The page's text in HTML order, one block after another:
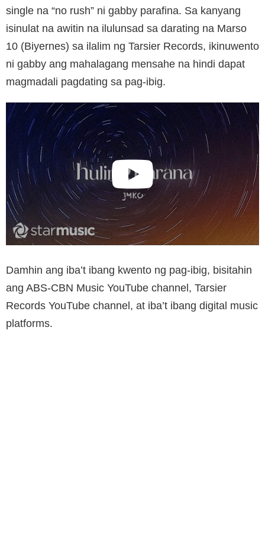
single na “no rush” ni gabby parafina. Sa kanyang
isinulat na awitin na ilulunsad sa darating na Marso
10 (Biyernes) sa ilalim ng Tarsier Records, ikinuwento
ni gabby ang mahalagang mensahe na hindi dapat
magmadali pagdating sa pag-ibig.
Damhin ang iba’t ibang kwento ng pag-ibig, bisitahin
ang ABS-CBN Music YouTube channel, Tarsier
Records YouTube channel, at iba’t ibang digital music
platforms.